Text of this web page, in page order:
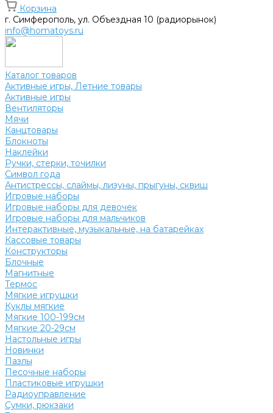
Корзина
г. Симферополь, ул. Объездная 10 (радиорынок)
info@homatoys.ru
Каталог товаров
Активные игры, Летние товары
Активные игры
Вентиляторы
Мячи
Канцтовары
Блокноты
Наклейки
Ручки, стерки, точилки
Символ года
Антистрессы, слаймы, лизуны, прыгуны, сквиш
Игровые наборы
Игровые наборы для девочек
Игровые наборы для мальчиков
Интерактивные, музыкальные, на батарейках
Кассовые товары
Конструкторы
Блочные
Магнитные
Термос
Мягкие игрушки
Куклы мягкие
Мягкие 100-199см
Мягкие 20-29см
Настольные игры
Новинки
Пазлы
Песочные наборы
Пластиковые игрушки
Радиоуправление
Сумки, рюкзаки